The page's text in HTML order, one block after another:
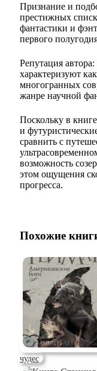
Признание и
престижных
фантастики и
первого
Репутация
характеризуют
многогранных
жанре научной
Поскольку в
и
сравнить с
возможность
этом ощущения
прогресса.
Похожие
чудес